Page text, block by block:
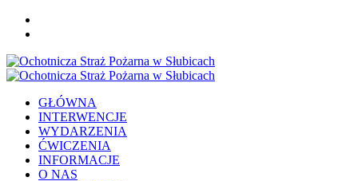
Skip
Primary
GŁÓWNA
INTERWENCJE
WYDARZENIA
ĆWICZENIA
INFORMACJE
O NAS